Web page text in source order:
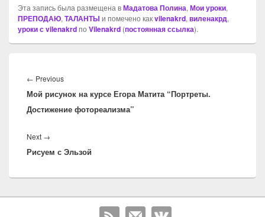
l
e
g
r
n
t
e
r
t
a
t
s
A
b
e
r
п
р
а
в
Эта запись была размещена вМадатова Полина, Мои уроки,
ПРЕПОДАЮ, ТАЛАНТЫ и помечено какvilenakrd, виленакрд,
уроки с vilenakrdпо Vilenakrd (постоянная ссылка).
по
записям
← PreviousPrevious
post:
Мой рисунок на курсе Егора Матита “Портреты.
Достижение фотореализма”
Next →
post:
Рисуем с Эльзой